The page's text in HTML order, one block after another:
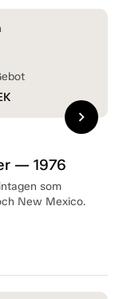
— 1976
som
New Mexico.
chevron_right